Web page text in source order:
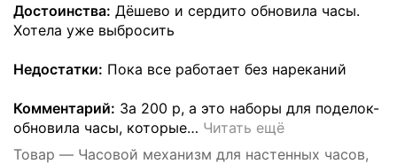
Достоинства: Дёшево и сердито обновила часы.
Хотела уже выбросить
Недостатки: Пока все работает без нареканий
Комментарий: За 200 р, а это наборы для поделок-
обновила часы, которые… Читать ещё
Товар — Часовой механизм для настенных часов,